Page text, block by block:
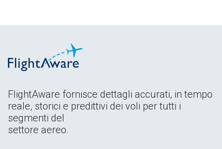
FlightAware fornisce dettagli accurati, in tempo
reale, storici e predittivi dei voli per tutti i
segmenti del
settore aereo.